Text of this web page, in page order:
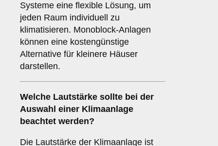
Systeme eine flexible Lösung, um
jeden Raum individuell zu
klimatisieren. Monoblock-Anlagen
können eine kostengünstige
Alternative für kleinere Häuser
darstellen.
Welche Lautstärke sollte bei der
Auswahl einer Klimaanlage
beachtet werden?
Die Lautstärke der Klimaanlage ist